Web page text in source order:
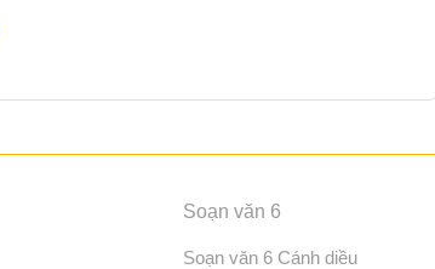
Soạn văn 6
Soạn văn 6 Cánh diều